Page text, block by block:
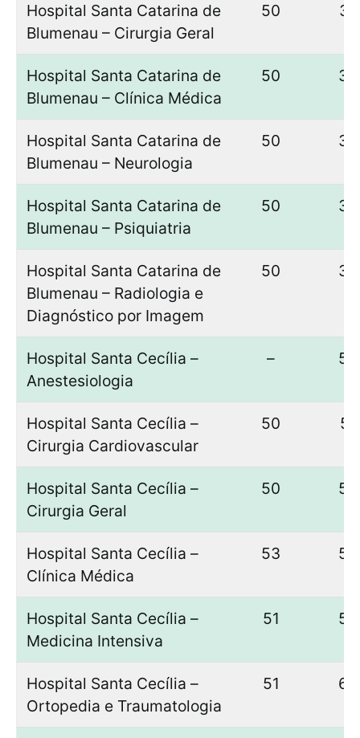
Hospital Santa Catarina de
Blumenau – Cirurgia Geral
50 37
Hospital Santa Catarina de
Blumenau – Clínica Médica
50 35
Hospital Santa Catarina de
Blumenau – Neurologia
50 38
Hospital Santa Catarina de
Blumenau – Psiquiatria
50 33
Hospital Santa Catarina de
Blumenau – Radiologia e
Diagnóstico por Imagem
50 39
Hospital Santa Cecília –
Anestesiologia
– 50
Hospital Santa Cecília –
Cirurgia Cardiovascular
50 51
Hospital Santa Cecília –
Cirurgia Geral
50 50
Hospital Santa Cecília –
Clínica Médica
53 50
Hospital Santa Cecília –
Medicina Intensiva
51 50
Hospital Santa Cecília –
Ortopedia e Traumatologia
51 62